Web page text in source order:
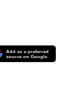
Add as a preferred
source on Google